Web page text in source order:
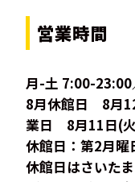
営業時間
月-土 7:00-
8月休館日 8月
業日 8月11日(
休館日：第2月曜
休館日はさいた